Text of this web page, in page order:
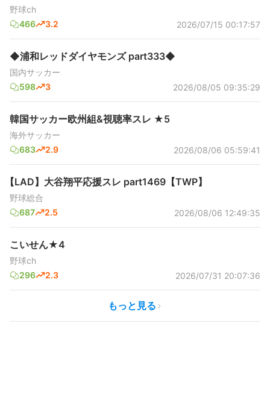
野球ch
466
3.2 2026/07/15 00:17:57
◆浦和レッドダイヤモンズ part333◆
国内サッカー
598
3 2026/08/05 09:35:29
韓国サッカー欧州組&視聴率スレ ★5
海外サッカー
683
2.9 2026/08/06 05:59:41
【LAD】大谷翔平応援スレ part1469【TWP】
野球総合
687
2.5 2026/08/06 12:49:35
こいせん★4
野球ch
296
2.3 2026/07/31 20:07:36
もっと見る